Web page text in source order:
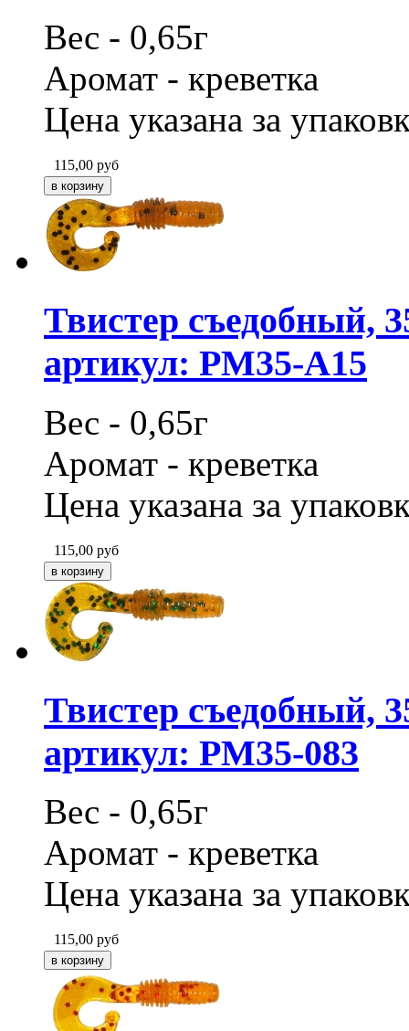
Вес - 0,65г
Аромат - креветка
Цена указана за
115,00 руб
Твистер съедобный,
артикул: PM35-A15
Вес - 0,65г
Аромат - креветка
Цена указана за
115,00 руб
Твистер съедобный,
артикул: PM35-083
Вес - 0,65г
Аромат - креветка
Цена указана за
115,00 руб